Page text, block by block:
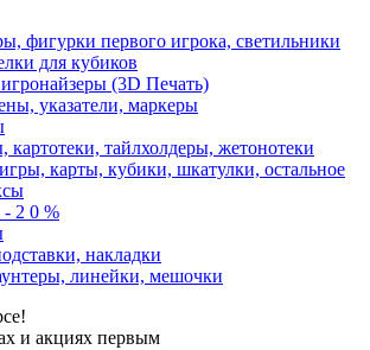
фигурки первого игрока, светильники
для кубиков
(3D Печать)
указатели, маркеры
картотеки, тайлхолдеры, жетонотеки
карты, кубики, шкатулки, остальное
2 0 %
накладки
линейки, мешочки
и акциях первым